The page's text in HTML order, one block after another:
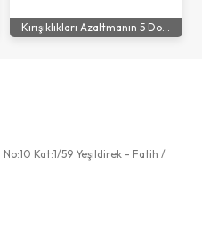
Kırışıklıkları Azaltmanın 5 Do...
Kat:1/59 Yeşildirek - Fatih /